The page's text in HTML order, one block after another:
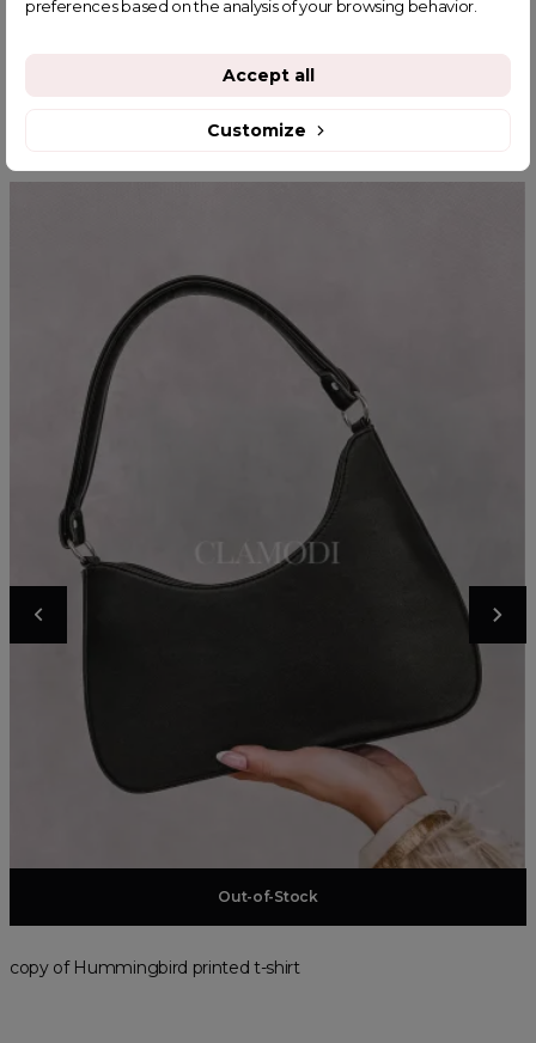
YOU MIGHT ALSO LIKE
Add to basket
Out-of-Stock
copy of Hummingbird printed t-shirt
preferences based on the analysis of your browsing behavior.
Customize
Accept all